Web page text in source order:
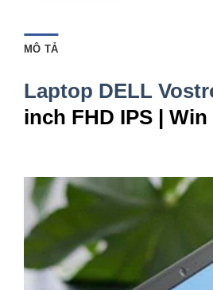
MÔ TẢ
Laptop DELL
inch FHD IPS |